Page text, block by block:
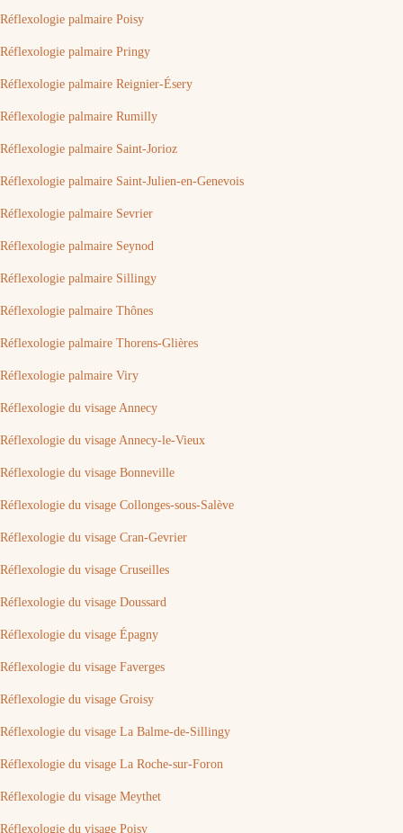
Réflexologie palmaire Poisy
Réflexologie palmaire Pringy
Réflexologie palmaire Reignier-Ésery
Réflexologie palmaire Rumilly
Réflexologie palmaire Saint-Jorioz
Réflexologie palmaire Saint-Julien-en-Genevois
Réflexologie palmaire Sevrier
Réflexologie palmaire Seynod
Réflexologie palmaire Sillingy
Réflexologie palmaire Thônes
Réflexologie palmaire Thorens-Glières
Réflexologie palmaire Viry
Réflexologie du visage Annecy
Réflexologie du visage Annecy-le-Vieux
Réflexologie du visage Bonneville
Réflexologie du visage Collonges-sous-Salève
Réflexologie du visage Cran-Gevrier
Réflexologie du visage Cruseilles
Réflexologie du visage Doussard
Réflexologie du visage Épagny
Réflexologie du visage Faverges
Réflexologie du visage Groisy
Réflexologie du visage La Balme-de-Sillingy
Réflexologie du visage La Roche-sur-Foron
Réflexologie du visage Meythet
Réflexologie du visage Poisy